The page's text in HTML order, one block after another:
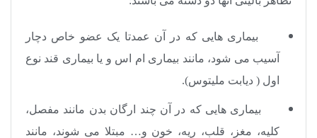
بیماری هایی که در آن عمدتا یک عضو خاص دچار
آسیب می شود، مانند بیماری ام اس و یا بیماری قند نوع
اول ( دیابت ملیتوس).
بیماری هایی که در آن چند ارگان بدن مانند مفصل،
کلیه، مغز، قلب، ریه، خون و… مبتلا می شوند، مانند